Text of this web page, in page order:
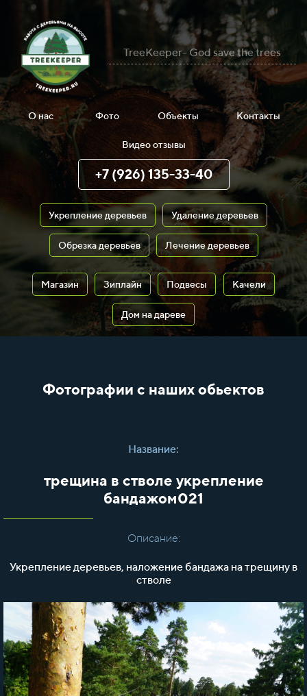
TreeKeeper- God save the trees
О нас Фото Объекты Контакты
Видео отзывы
+7 (926) 135-33-40
Укрепление деревьев Удаление деревьев
Обрезка деревьев Лечение деревьев
Магазин Зиплайн Подвесы Качели
Дом на дареве
Фотографии с наших обьектов
Название:
трещина в стволе укрепление
бандажом021
Описание:
Укрепление деревьев, наложение бандажа на трещину в
стволе